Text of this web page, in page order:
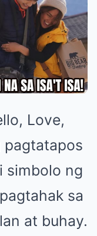
Love,
pagtatapos
simbolo ng
sa
at buhay.